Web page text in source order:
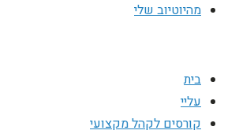
מהיוטיוב שלי
בית
עליי
קורסים לקהל מקצועי